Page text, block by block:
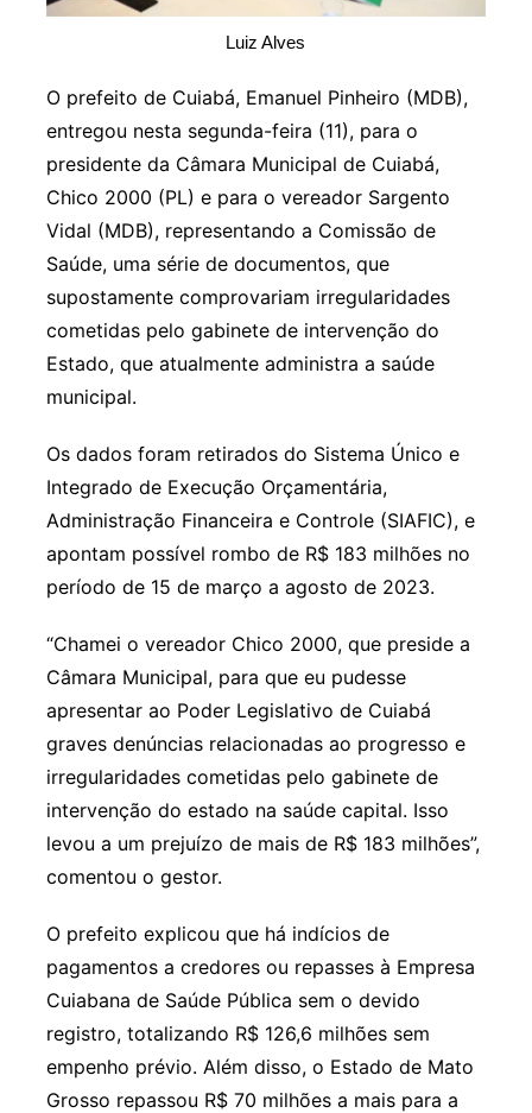
Luiz Alves
O prefeito de Cuiabá, Emanuel Pinheiro (MDB),
entregou nesta segunda-feira (11), para o
presidente da Câmara Municipal de Cuiabá,
Chico 2000 (PL) e para o vereador Sargento
Vidal (MDB), representando a Comissão de
Saúde, uma série de documentos, que
supostamente comprovariam irregularidades
cometidas pelo gabinete de intervenção do
Estado, que atualmente administra a saúde
municipal.
Os dados foram retirados do Sistema Único e
Integrado de Execução Orçamentária,
Administração Financeira e Controle (SIAFIC), e
apontam possível rombo de R$ 183 milhões no
período de 15 de março a agosto de 2023.
“Chamei o vereador Chico 2000, que preside a
Câmara Municipal, para que eu pudesse
apresentar ao Poder Legislativo de Cuiabá
graves denúncias relacionadas ao progresso e
irregularidades cometidas pelo gabinete de
intervenção do estado na saúde capital. Isso
levou a um prejuízo de mais de R$ 183 milhões”,
comentou o gestor.
O prefeito explicou que há indícios de
pagamentos a credores ou repasses à Empresa
Cuiabana de Saúde Pública sem o devido
registro, totalizando R$ 126,6 milhões sem
empenho prévio. Além disso, o Estado de Mato
Grosso repassou R$ 70 milhões a mais para a